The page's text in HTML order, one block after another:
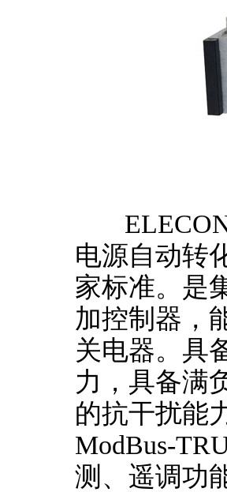
ELECON-
电源自动转
家标准。是
加控制器，
关电器。具
力，具备满
的抗干扰能
ModBus-
测、遥调功